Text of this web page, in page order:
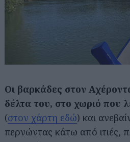
Οι βαρκάδες στον
δέλτα του, στο χωριό που
(στον χάρτη εδώ) και
περνώντας κάτω από ιτιές,